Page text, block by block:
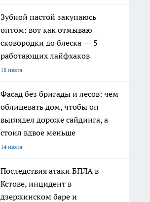
Зубной пастой закупаюсь
оптом: вот как отмываю
сковородки до блеска — 5
работающих лайфхаков
18 июля
Фасад без бригады и лесов: чем
облицевать дом, чтобы он
выглядел дороже сайдинга, а
стоил вдвое меньше
14 июля
Последствия атаки БПЛА в
Кстове, инцидент в
дзержинском баре и